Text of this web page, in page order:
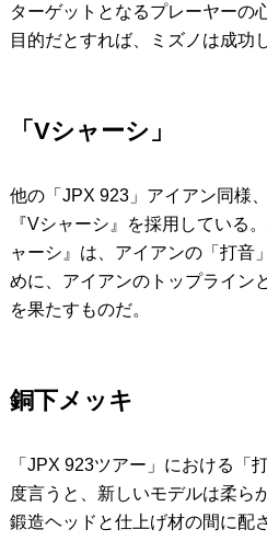
ターゲットとなるプレーヤーの
目的だとすれば、ミズノは成功
「Vシャーシ」
他の「JPX 923」アイアン同様
『Vシャーシ』を採用している
ャーシ』は、アイアンの「打音
めに、アイアンのトップライン
を果たすものだ。
銅下メッキ
「JPX 923ツアー」における「
度言うと、新しいモデルは柔ら
鍛造ヘッドと仕上げ材の間に配